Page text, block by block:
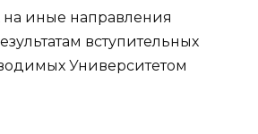
иные направления
вступительных
Университетом